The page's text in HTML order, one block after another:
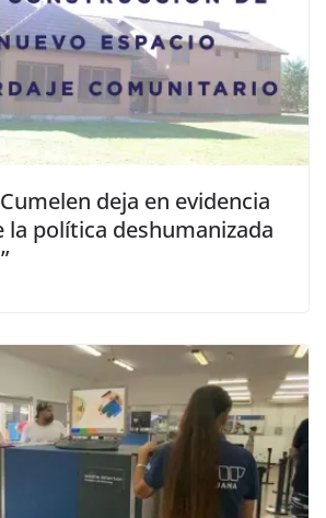
deja en evidencia
la política deshumanizada